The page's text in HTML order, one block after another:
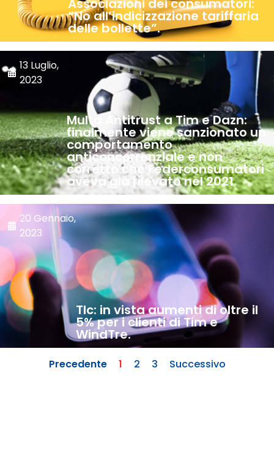
Associazioni dei consumatori:
“No all’indicizzazione tariffaria
delle bollette”.
13 Luglio,
2023
Multa Antitrust a Tim e Dazn:
finalmente viene sanzionato un
comportamento
anticoncorrenziale e non
corretto che Federconsumatori
aveva già rilevato nel 2021.
20 Gennaio,
2023
Tlc: in vista aumenti di oltre il
5% per i clienti di Tim e
WindTre.
Precedente 1 2 3 Successivo